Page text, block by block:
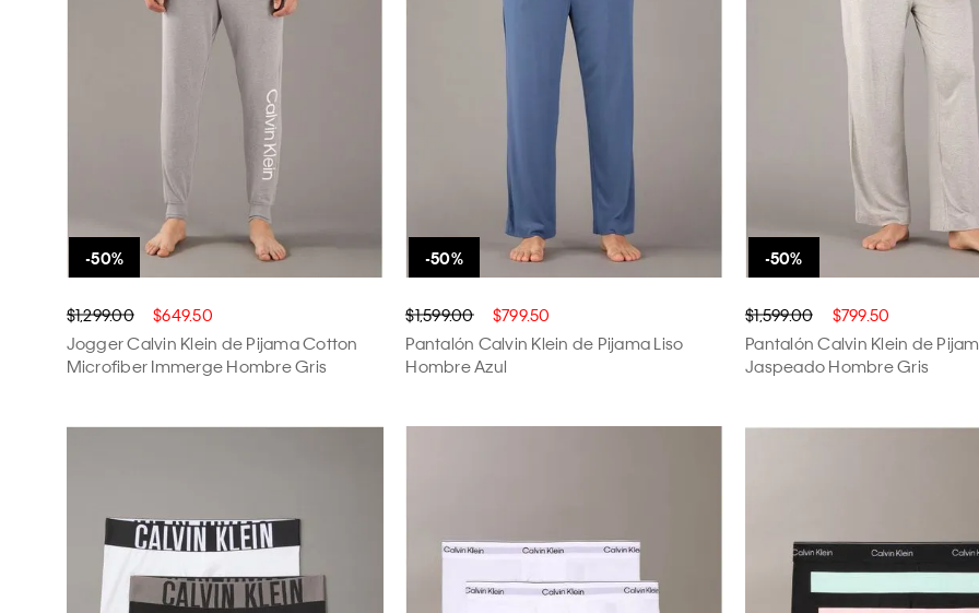
$1,299.00 $649.50
Jogger Calvin Klein de Pijama Cotton
Microfiber Immerge Hombre Gris
$1,599.00 $799.50
Pantalón Calvin Klein de Pijama Liso
Hombre Azul
$1,599.00 $799.50
Pantalón Calvin Klein de
Jaspeado Hombre Gris